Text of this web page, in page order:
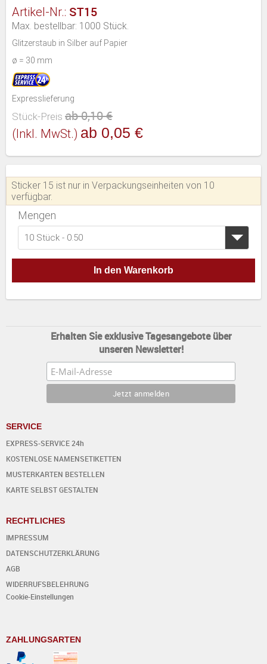
Artikel-Nr.: ST15
Max. bestellbar: 1000 Stück.
Glitzerstaub in Silber auf Papier
ø = 30 mm
Expresslieferung
Stück-Preis ab 0,10 €
(inkl. MwSt.) ab 0,05 €
Sticker 15 ist nur in Verpackungseinheiten von 10
verfügbar.
Mengen
10 Stück - 0.50
In den Warenkorb
Erhalten Sie exklusive Tagesangebote über
unseren Newsletter!
SERVICE
EXPRESS-SERVICE 24h
KOSTENLOSE NAMENSETIKETTEN
MUSTERKARTEN BESTELLEN
KARTE SELBST GESTALTEN
RECHTLICHES
IMPRESSUM
DATENSCHUTZERKLÄRUNG
AGB
WIDERRUFSBELEHRUNG
Cookie-Einstellungen
ZAHLUNGSARTEN